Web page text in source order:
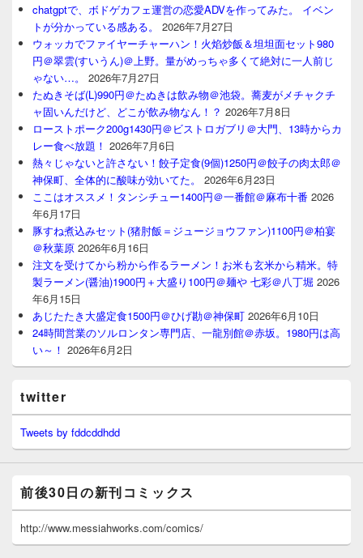
chatgptで、ボドゲカフェ運営の恋愛ADVを作ってみた。 イベン
トが分かっている感ある。
2026年7月27日
ウォッカでファイヤーチャーハン！火焰炒飯＆坦坦面セット980
円＠翠雲(すいうん)＠上野。量がめっちゃ多くて絶対に一人前じ
ゃない…。
2026年7月27日
たぬきそば(L)990円＠たぬきは飲み物＠池袋。蕎麦がメチャクチ
ャ固いんだけど、どこが飲み物なん！？ 2026年7月8日
ローストポーク200g1430円＠ビストロガブリ＠大門、13時からカ
レー食べ放題！ 2026年7月6日
熱々じゃないと許さない！餃子定食(9個)1250円＠餃子の肉太郎＠
神保町、全体的に酸味が効いてた。
2026年6月23日
ここはオススメ！タンシチュー1400円＠一番館＠麻布十番 2026
年6月17日
豚すね煮込みセット(猪肘飯＝ジュージョウファン)1100円＠柏宴
＠秋葉原 2026年6月16日
注文を受けてから粉から作るラーメン！お米も玄米から精米。特
製ラーメン(醤油)1900円＋大盛り100円＠麺や 七彩＠八丁堀 2026
年6月15日
あじたたき大盛定食1500円＠ひげ勘＠神保町 2026年6月10日
24時間営業のソルロンタン専門店、一龍別館＠赤坂。1980円は高
い～！ 2026年6月2日
twitter
Tweets by fddcddhdd
前後30日の新刊コミックス
http://www.messiahworks.com/comics/